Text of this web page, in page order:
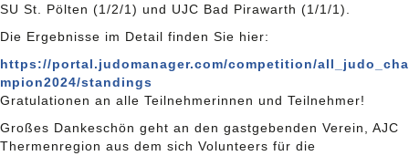
SU St. Pölten (1/2/1) und UJC Bad Pirawarth (1/1/1).
Die Ergebnisse im Detail finden Sie hier:
https://portal.judomanager.com/competition/all_judo_cha
mpion2024/standings
Gratulationen an alle Teilnehmerinnen und Teilnehmer!
Großes Dankeschön geht an den gastgebenden Verein, AJC
Thermenregion aus dem sich Volunteers für die